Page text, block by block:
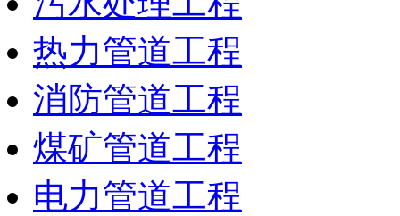
热力管道工程
消防管道工程
煤矿管道工程
电力管道工程